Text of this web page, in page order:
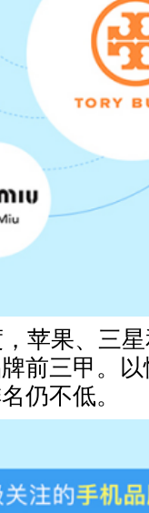
果、三星
前三甲。
仍不低。